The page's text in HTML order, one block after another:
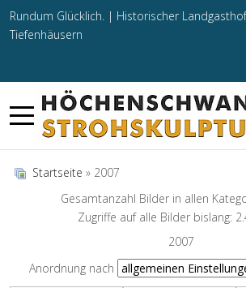
Rundum Glücklich. | Historischer
Tiefenhäusern
Startseite » 2007
Gesamtanzahl Bilder in allen
Zugriffe auf alle Bilder bislang:
2007
Anordnung nach